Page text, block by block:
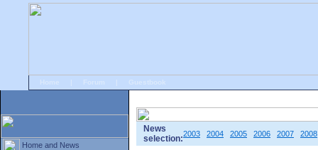
Home and News
News
selection:2003 2004 2005 2006 2007 2008